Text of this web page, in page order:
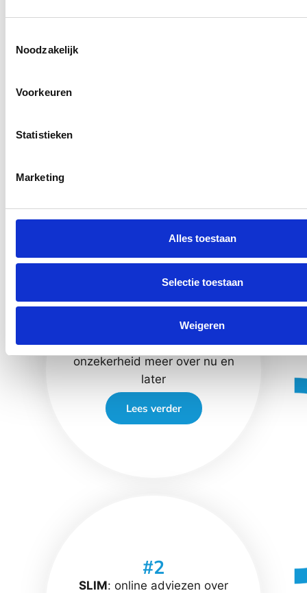
Noodzakelijk
Voorkeuren
Statistieken
Marketing
Alles toestaan
Selectie toestaan
Weigeren
Welke optie past bij jou?
SAFE: geen financiële
onzekerheid meer over nu en
later
Lees verder
#2
SLIM: online adviezen over